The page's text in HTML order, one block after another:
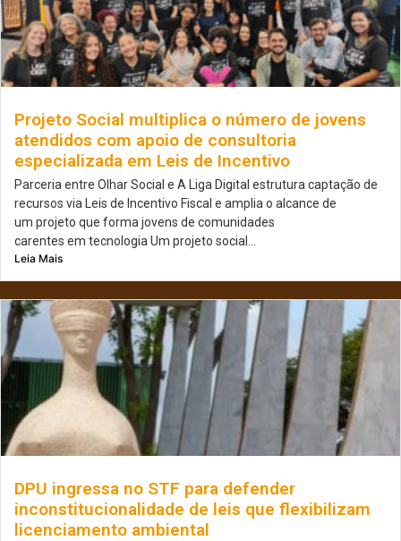
Projeto Social multiplica o número de jovens
atendidos com apoio de consultoria
especializada em Leis de Incentivo
Parceria entre Olhar Social e A Liga Digital estrutura captação de
recursos via Leis de Incentivo Fiscal e amplia o alcance de
um projeto que forma jovens de comunidades
carentes em tecnologia Um projeto social...
Leia Mais
DPU ingressa no STF para defender
inconstitucionalidade de leis que flexibilizam
licenciamento ambiental